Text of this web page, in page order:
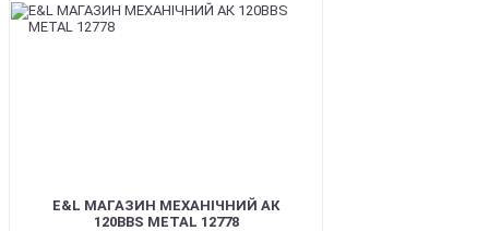
E&L МАГАЗИН МЕХАНІЧНИЙ АК
120BBS METAL 12778